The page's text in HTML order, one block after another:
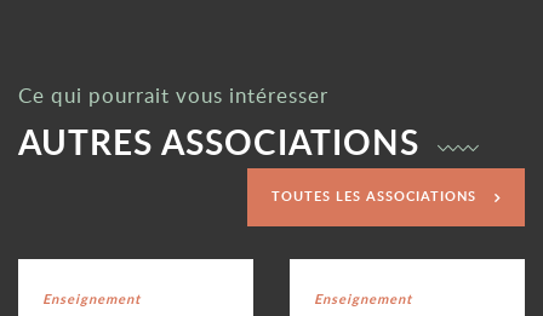
Ce qui pourrait vous intéresser
AUTRES ASSOCIATIONS
TOUTES LES ASSOCIATIONS
Catégorie : "
Enseignement Catégorie : "
Enseignement